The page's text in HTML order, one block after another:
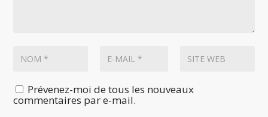
Prévenez-moi de tous les nouveaux
commentaires par e-mail.